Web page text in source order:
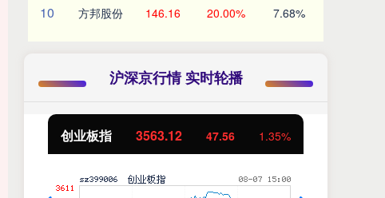
10 方邦股份 146.16 20.00% 7.68%
沪深京行情 实时轮播
创业板指 3563.12 47.56 1.35%